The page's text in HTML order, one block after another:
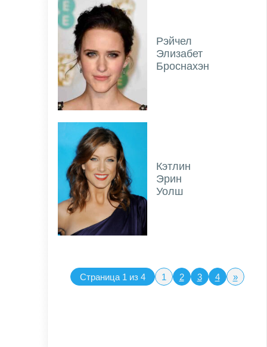
Рэйчел
Элизабет
Броснахэн
Кэтлин
Эрин
Уолш
Страница 1 из 4 1 2 3 4 »